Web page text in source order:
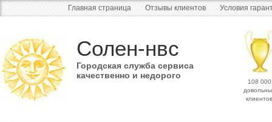
Главная страница Отзывы клиентов Условия
Солен-нвс
Городская служба сервиса
качественно и недорого
108 000
клиентов